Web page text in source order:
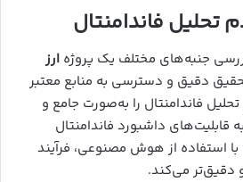
فاندامنتال
جنبه‌های مختلف یک پروژه ارز
دقیق و دسترسی به منابع معتبر
فاندامنتال را به‌صورت جامع و
داشبورد فاندامنتال
استفاده از هوش مصنوعی، فرآیند
دقیق‌تر می‌کند.